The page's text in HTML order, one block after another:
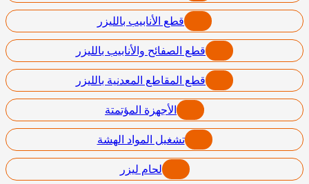
قطع الأنابيب بالليزر
قطع الصفائح والأنابيب بالليزر
قطع المقاطع المعدنية بالليزر
الأجهزة المؤتمتة
تشغيل المواد الهشة
لحام ليزر